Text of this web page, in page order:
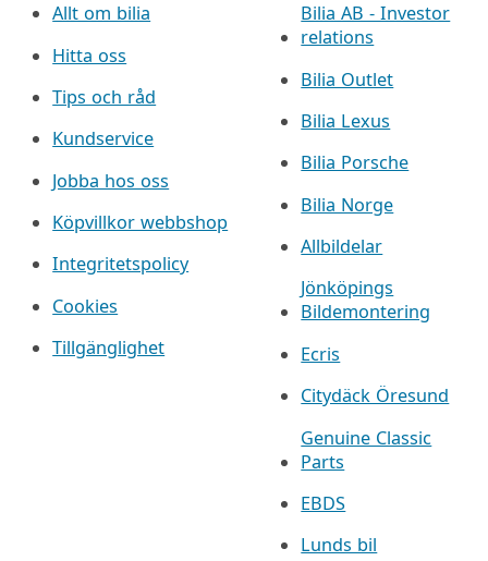
Allt om bilia
Hitta oss
Tips och råd
Kundservice
Jobba hos oss
Köpvillkor webbshop
Integritetspolicy
Cookies
Tillgänglighet
Bilia AB - Investor
relations
Bilia Outlet
Bilia Lexus
Bilia Porsche
Bilia Norge
Allbildelar
Jönköpings
Bildemontering
Ecris
Citydäck Öresund
Genuine Classic
Parts
EBDS
Lunds bil